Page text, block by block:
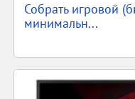
Собрать игровой
минимальн...